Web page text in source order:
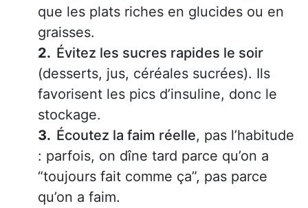
que les plats riches en glucides ou en
graisses.
Évitez les sucres rapides le soir
(desserts, jus, céréales sucrées). Ils
favorisent les pics d’insuline, donc le
stockage.
Écoutez la faim réelle, pas l’habitude
: parfois, on dîne tard parce qu’on a
“toujours fait comme ça”, pas parce
qu’on a faim.